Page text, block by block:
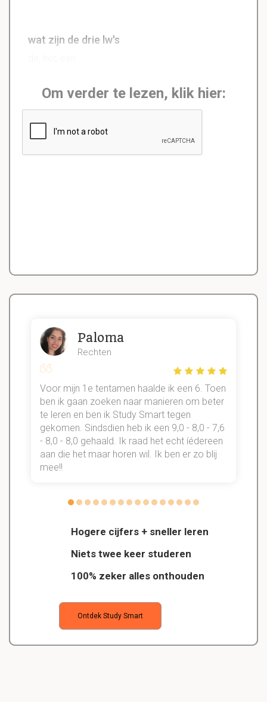
wat zijn de drie lw's
Om verder te lezen, klik hier:
Hogere cijfers + sneller leren
Niets twee keer studeren
100% zeker alles onthouden
Ontdek Study Smart
Paloma
Rechten
Voor mijn 1e tentamen haalde ik een 6. Toen
ben ik gaan zoeken naar manieren om beter
te leren en ben ik Study Smart tegen
gekomen. Sindsdien heb ik een 9,0 - 8,0 - 7,6
- 8,0 - 8,0 gehaald. Ik raad het echt íédereen
aan die het maar horen wil. Ik ben er zo blij
mee!!